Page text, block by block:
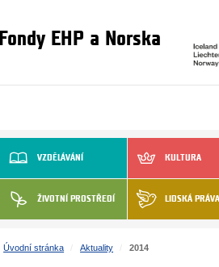
Fondy EHP a Norska
VZDĚLÁVÁNÍ KULTURA
ŽIVOTNÍ PROSTŘEDÍ LIDSKÁ PRÁVA
Úvodní stránka Aktuality 2014